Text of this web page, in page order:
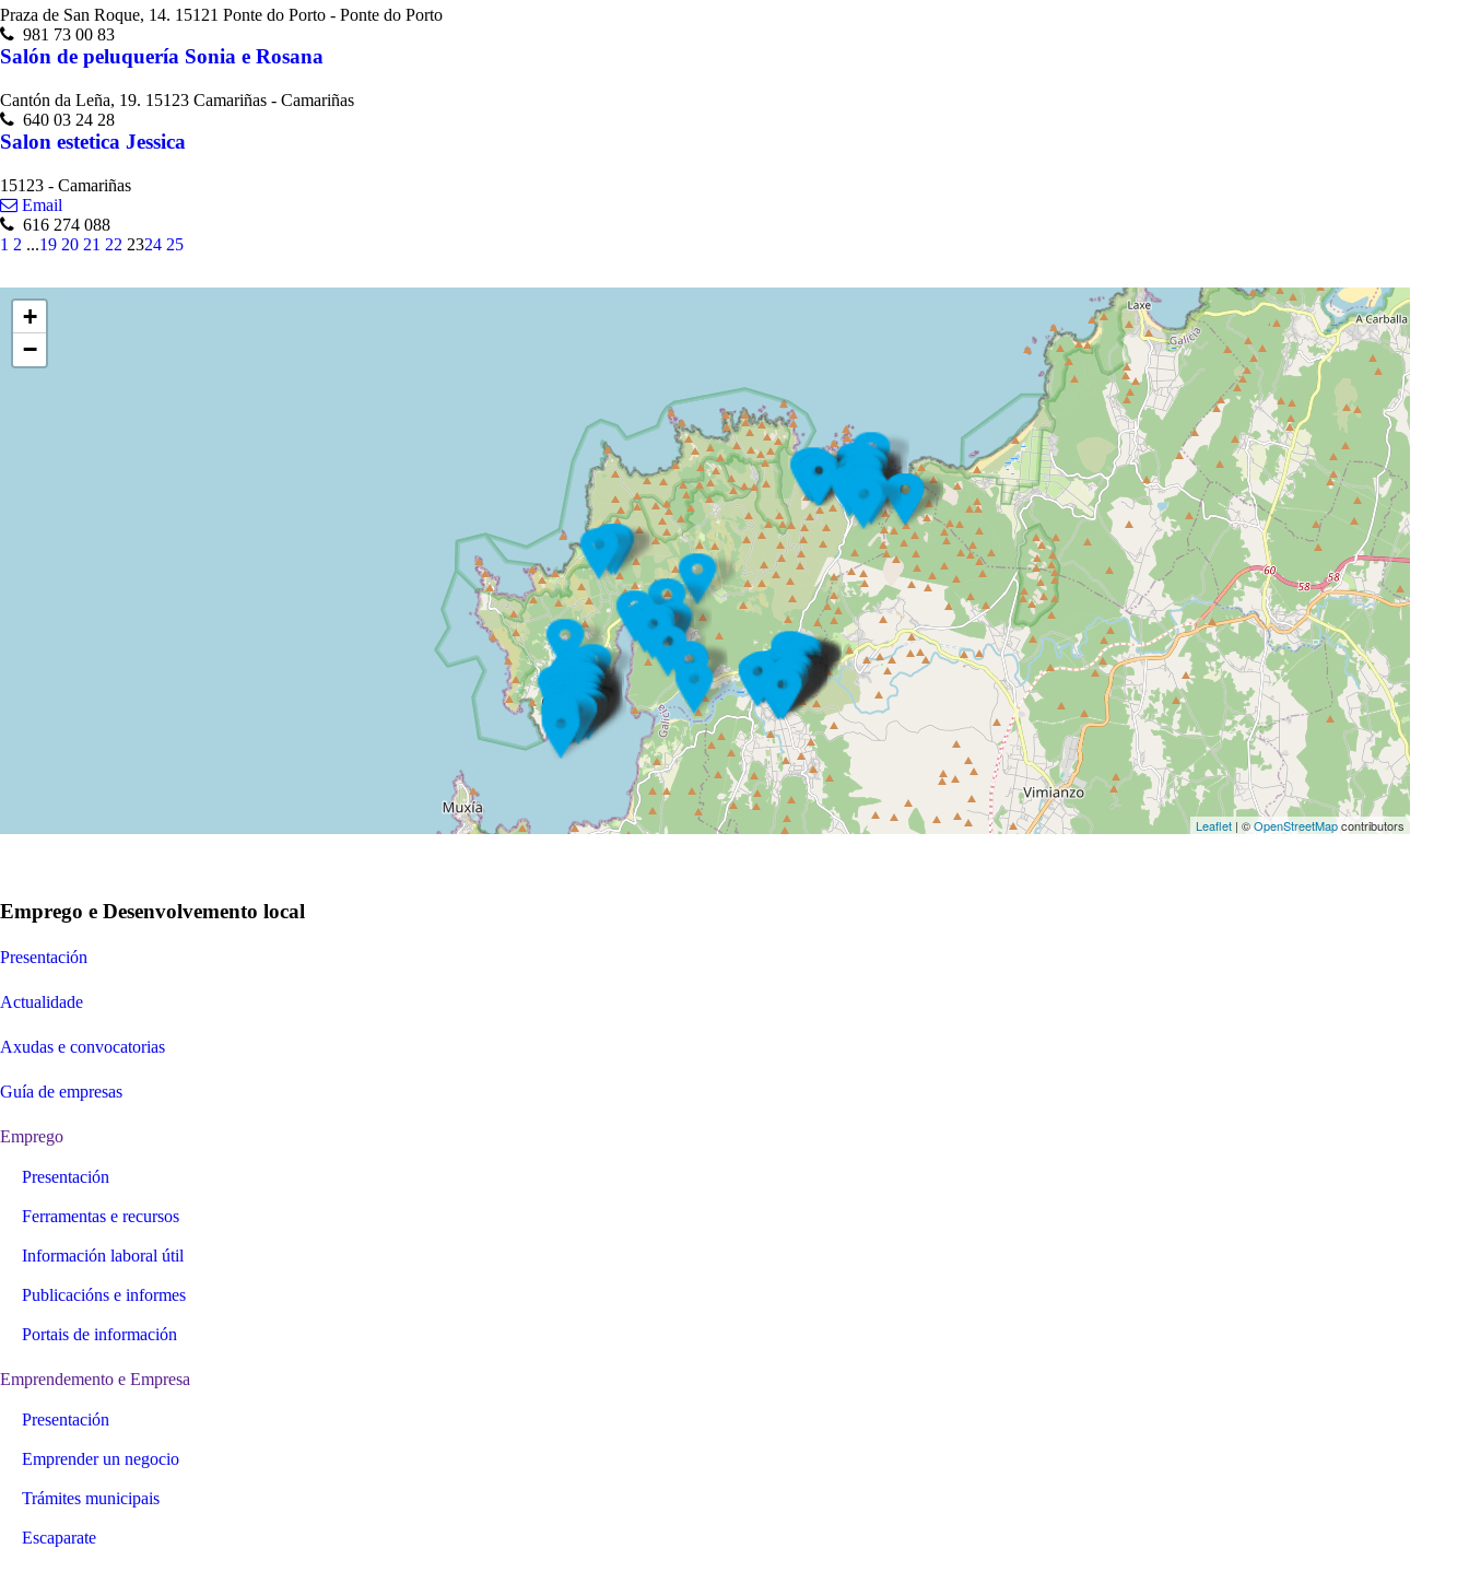
Praza de San Roque, 14. 15121 Ponte do Porto - Ponte do Porto
981 73 00 83
Salón de peluquería Sonia e Rosana
Cantón da Leña, 19. 15123 Camariñas - Camariñas
640 03 24 28
Salon estetica Jessica
15123 - Camariñas
Email
616 274 088
1 2 ...19 20 21 22 2324 25
+
−
Leaflet | ©OpenStreetMapcontributors
Emprego e Desenvolvemento local
Presentación
Actualidade
Axudas e convocatorias
Guía de empresas
Emprego
Presentación
Ferramentas e recursos
Información laboral útil
Publicacións e informes
Portais de información
Emprendemento e Empresa
Presentación
Emprender un negocio
Trámites municipais
Escaparate